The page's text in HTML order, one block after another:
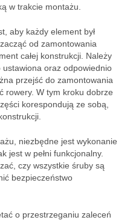
w trakcie montażu.
aby każdy element był
od zamontowania
całej konstrukcji. Należy
oraz odpowiednio
przejść do zamontowania
rowery. W tym kroku dobrze
korespondują ze sobą,
niezbędne jest wykonanie
jest w pełni funkcjonalny.
czy wszystkie śruby są
bezpieczeństwo
o przestrzeganiu zaleceń